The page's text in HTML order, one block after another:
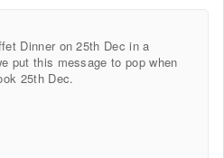
Dinner on 25th Dec in a
put this message to pop when
25th Dec.